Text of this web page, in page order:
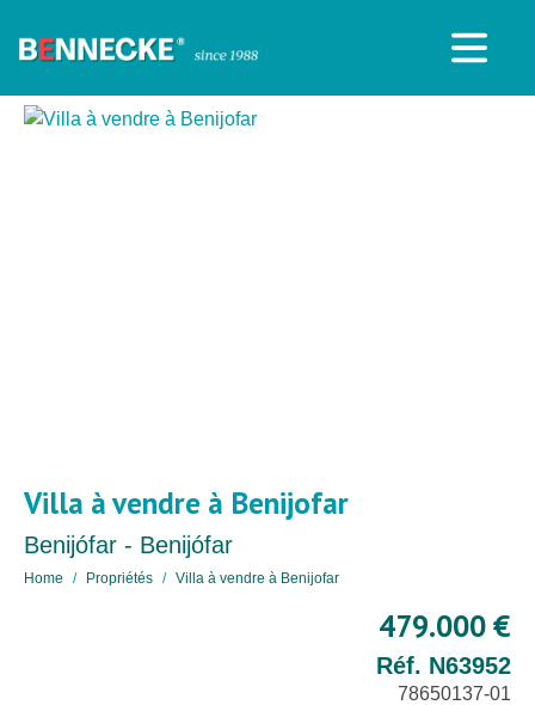
Villa à vendre à Benijofar
Benijófar - Benijófar
Home Propriétés Villa à vendre à Benijofar
479.000 €
Réf. N63952
78650137-01